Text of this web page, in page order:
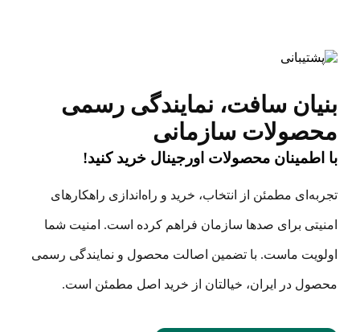
بنیان سافت، نمایندگی رسمی
محصولات سازمانی
با اطمینان محصولات اورجینال خرید کنید!
تجربه‌ای مطمئن از انتخاب، خرید و راه‌اندازی راهکارهای
امنیتی برای صدها سازمان فراهم کرده است. امنیت شما
اولویت ماست. با تضمین اصالت محصول و نمایندگی رسمی
محصول در ایران، خیالتان از خرید اصل مطمئن است.